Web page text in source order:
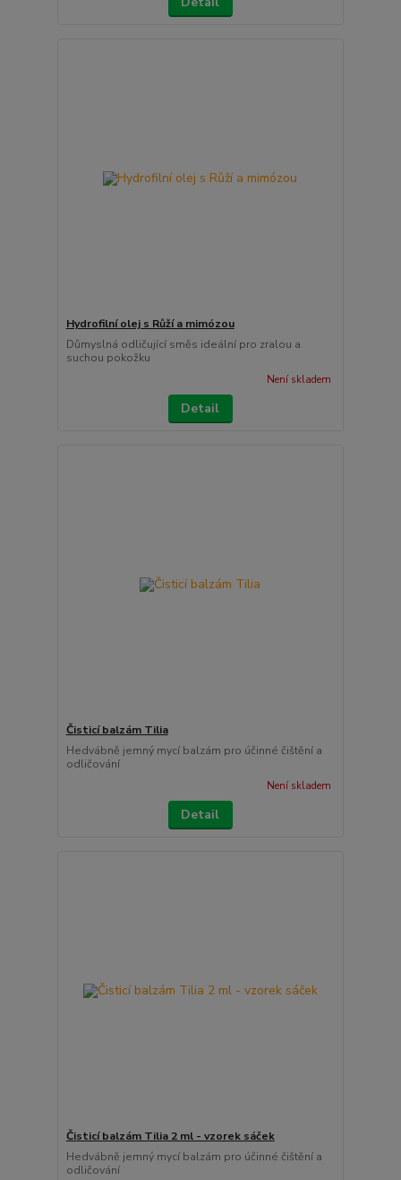
Hydrofilní olej s Růží a mimózou
Důmyslná odličující směs ideální pro zralou a
suchou pokožku
Není skladem
Detail
Čisticí balzám Tilia
Hedvábně jemný mycí balzám pro účinné čištění a
odličování
Není skladem
Detail
Čisticí balzám Tilia 2 ml - vzorek sáček
Hedvábně jemný mycí balzám pro účinné čištění a
odličování